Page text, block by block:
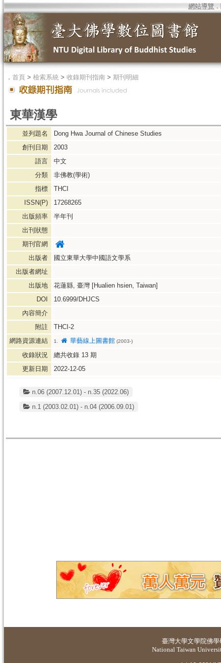
網站導覽 ．
． 首頁 > 檢索系統 > 收錄期刊指南 > 期刊明細
東華漢學
並列題名
Dong Hwa Journal of Chinese Studies
創刊日期
2003
語言
中文
分類
非佛教(學術)
指標
THCI
ISSN(P)
17268265
出版頻率
半年刊
出刊狀態
期刊官網
出版者
國立東華大學中國語文學系
出版者網址
出版地
花蓮縣, 臺灣 [Hualien hsien, Taiwan]
DOI
10.6999/DHJCS
內容簡介
附註
THCI-2
網路資源連結
1. 華藝線上圖書館 (2003-)
收錄狀況 總共收錄 13 期
更新日期
2022-12-05
n.06 (2007.12.01) - n.35 (2022.06)
n.1 (2003.02.01) - n.04 (2006.09.01)
臺灣大學文學院佛
National Taiwan